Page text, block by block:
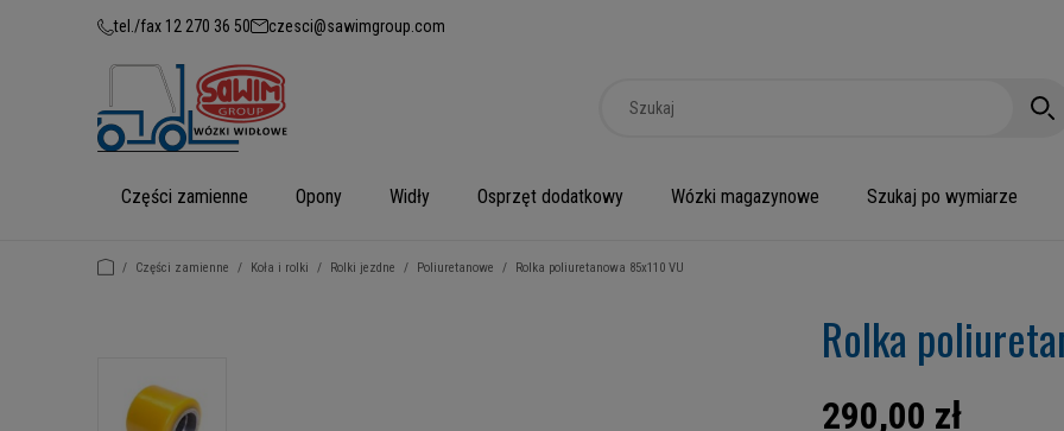
tel./fax 12 270 36 50 czesci@sawimgroup.com
Części zamienne Opony Widły Osprzęt dodatkowy Wózki magazynowe Szukaj po wymiarze
/ Części zamienne / Koła i rolki / Rolki jezdne / Poliuretanowe / Rolka poliuretanowa 85x110 VU
Rolka
290,00 zł